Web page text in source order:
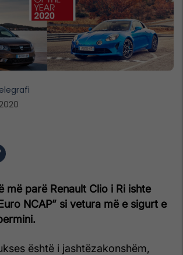
më parë Renault Clio i Ri ishte
NCAP” si vetura më e sigurt e
është i jashtëzakonshëm,